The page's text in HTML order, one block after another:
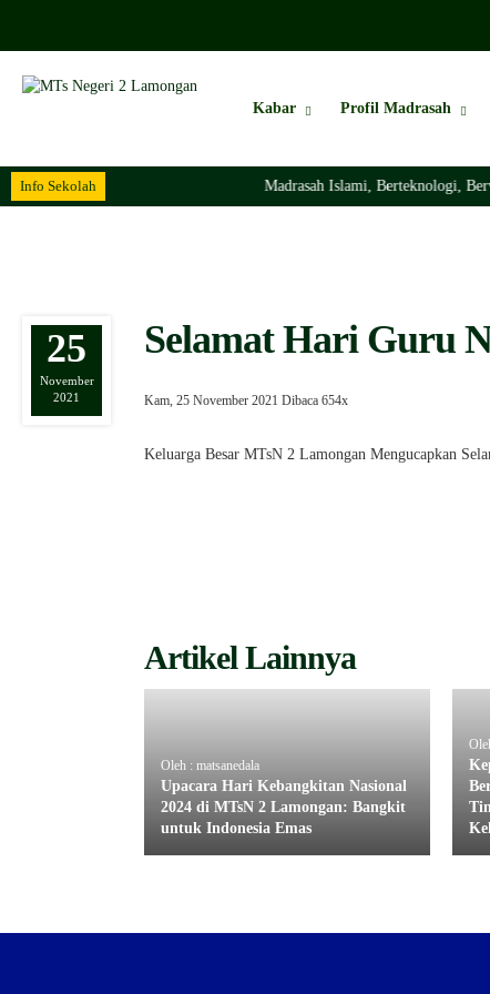
Kabar Profil Madrasah
Info Sekolah Madrasah Islami, Berteknologi,
25
November
2021
Selamat Hari Guru
Kam, 25 November 2021 Dibaca 654x
Keluarga Besar MTsN 2 Lamongan Mengucapkan
Artikel Lainnya
Oleh : matsanedala
Upacara Hari Kebangkitan Nasional
2024 di MTsN 2 Lamongan: Bangkit
untuk Indonesia Emas